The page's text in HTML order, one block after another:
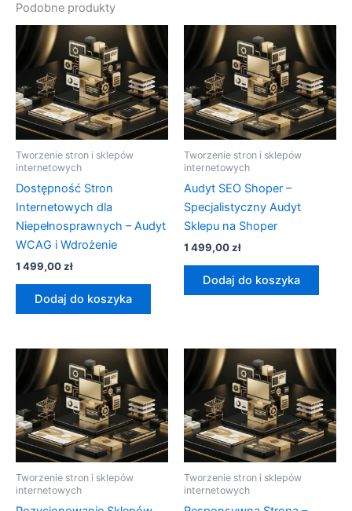
Podobne produkty
Tworzenie stron i sklepów
internetowych
Dostępność Stron
Internetowych dla
Niepełnosprawnych – Audyt
WCAG i Wdrożenie
1 499,00zł
Dodaj do koszyka
Tworzenie stron i sklepów
internetowych
Audyt SEO Shoper –
Specjalistyczny Audyt
Sklepu na Shoper
1 499,00zł
Dodaj do koszyka
Tworzenie stron i sklepów
internetowych
Tworzenie stron i sklepów
internetowych